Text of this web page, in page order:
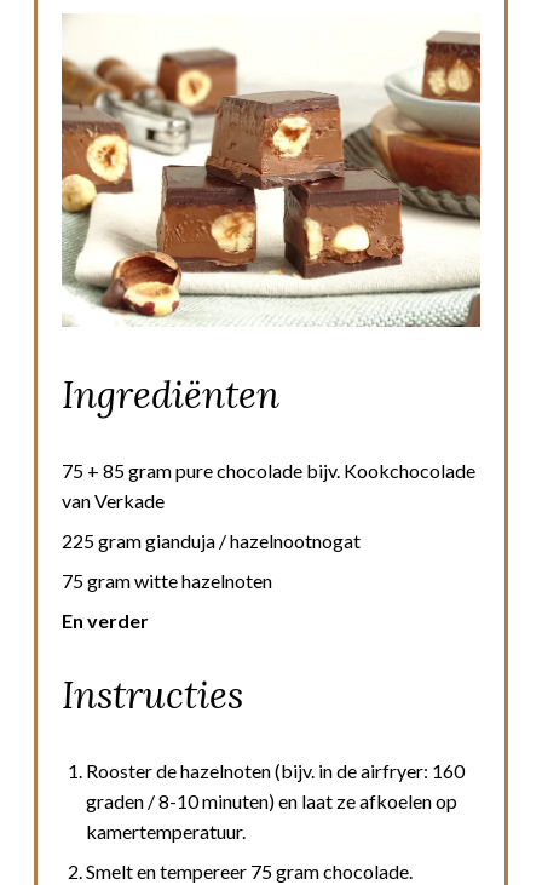
Ingrediënten
75 + 85 gram pure chocolade bijv. Kookchocolade
van Verkade
225 gram gianduja / hazelnootnogat
75 gram witte hazelnoten
En verder
Instructies
Rooster de hazelnoten (bijv. in de airfryer: 160
graden / 8-10 minuten) en laat ze afkoelen op
kamertemperatuur.
Smelt en tempereer 75 gram chocolade.